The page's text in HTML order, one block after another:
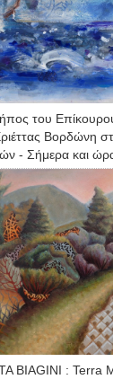
του
Βορδώνη
- Σήμερα και ώρα
BIAGINI : Terra